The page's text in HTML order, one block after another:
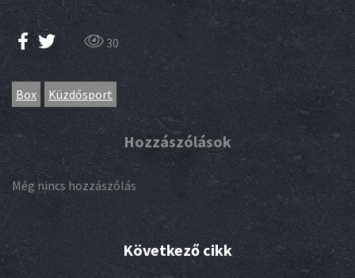
30
Box Küzdősport
Hozzászólások
Még nincs hozzászólás
Következő cikk